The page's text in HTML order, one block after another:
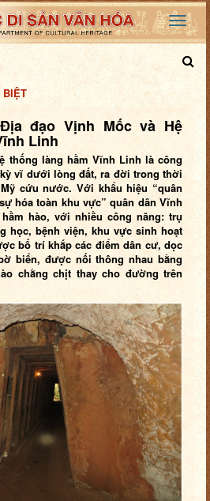
BIỆT
đạo Vịnh Mốc và Hệ
Linh
thống làng hầm Vĩnh Linh là công
vĩ dưới lòng đất, ra đời trong thời
cứu nước. Với khẩu hiệu “quân
hóa toàn khu vực” quân dân Vĩnh
hào, với nhiều công năng: trụ
học, bệnh viện, khu vực sinh hoạt
bố trí khắp các điểm dân cư, dọc
biển, được nối thông nhau bằng
chằng chịt thay cho đường trên